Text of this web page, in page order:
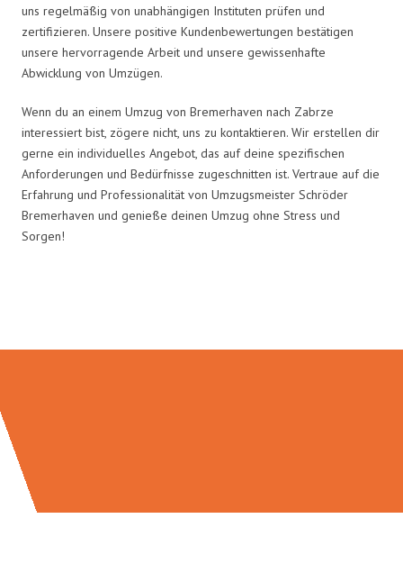
uns regelmäßig von unabhängigen Instituten prüfen und
zertifizieren. Unsere positive Kundenbewertungen bestätigen
unsere hervorragende Arbeit und unsere gewissenhafte
Abwicklung von Umzügen.
Wenn du an einem Umzug von Bremerhaven nach Zabrze
interessiert bist, zögere nicht, uns zu kontaktieren. Wir erstellen dir
gerne ein individuelles Angebot, das auf deine spezifischen
Anforderungen und Bedürfnisse zugeschnitten ist. Vertraue auf die
Erfahrung und Professionalität von Umzugsmeister Schröder
Bremerhaven und genieße deinen Umzug ohne Stress und
Sorgen!